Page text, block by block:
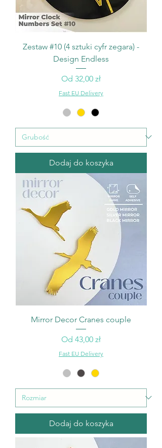
Zestaw #10 (4 sztuki cyfr zegara) -
Design Endless
Od 32,00 zł
Cena rabatowa
Fast EU Delivery
Dodaj do koszyka
Mirror Decor Cranes couple
Od 43,00 zł
Cena rabatowa
Fast EU Delivery
Dodaj do koszyka